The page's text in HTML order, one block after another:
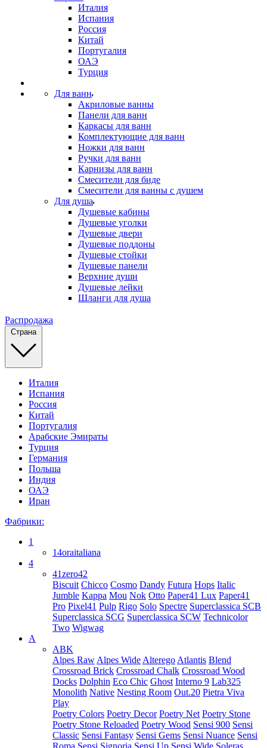
Италия
Испания
Россия
Китай
Португалия
ОАЭ
Турция
Для ванн
Акриловые ванны
Панели для ванн
Каркасы для ванн
Комплектующие для ванн
Ножки для ванн
Ручки для ванн
Карнизы для ванн
Смесители для биде
Смесители для ванны с душем
Для душа
Душевые кабины
Душевые уголки
Душевые двери
Душевые поддоны
Душевые стойки
Душевые панели
Верхние души
Душевые лейки
Шланги для душа
Распродажа
Страна
Италия
Испания
Россия
Китай
Португалия
Арабские Эмираты
Турция
Германия
Польша
Индия
ОАЭ
Иран
Фабрики:
1
14oraitaliana
4
41zero42
Biscuit Chicco Cosmo Dandy Futura Hops Italic
Jumble Kappa Mou Nok Otto Paper41 Lux Paper41
Pro Pixel41 Pulp Rigo Solo Spectre Superclassica SCB
Superclassica SCG Superclassica SCW Technicolor
Two Wigwag
A
ABK
Alpes Raw Alpes Wide Alterego Atlantis Blend
Crossroad Brick Crossroad Chalk Crossroad Wood
Docks Dolphin Eco Chic Ghost Interno 9 Lab325
Monolith Native Nesting Room Out.20 Pietra Viva
Play
Poetry Colors Poetry Decor Poetry Net Poetry Stone
Poetry Stone Reloaded Poetry Wood Sensi 900 Sensi
Classic Sensi Fantasy Sensi Gems Sensi Nuance Sensi